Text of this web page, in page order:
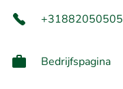
+31882050505
Bedrijfspagina